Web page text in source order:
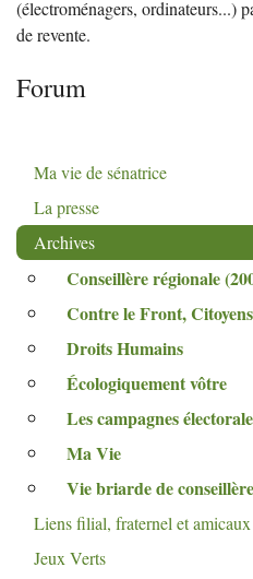
(électroménagers, ordinateurs...)
de revente.
Forum
Ma vie de sénatrice
La presse
Archives
Conseillère régionale
Contre le Front, Citoyens
Droits Humains
Écologiquement vôtre
Les campagnes
Ma Vie
Vie briarde de
Liens filial, fraternel et amicaux
Jeux Verts